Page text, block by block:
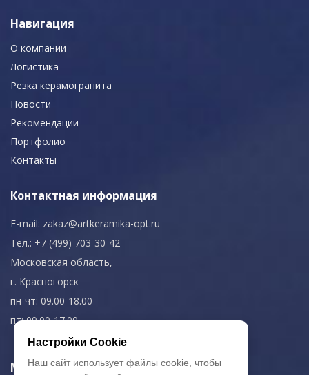
Навигация
О компании
Логистика
Резка керамогранита
Новости
Рекомендации
Портфолио
Контакты
Контактная информация
E-mail: zakaz@artkeramika-opt.ru
Тел.: +7 (499) 703-30-42
Московская область,
г. Красногорск
пн-чт: 09.00-18.00
пт: 09.00-17.00
Мы в соц. сетях
Настройки Cookie
Наш сайт использует файлы cookie, чтобы